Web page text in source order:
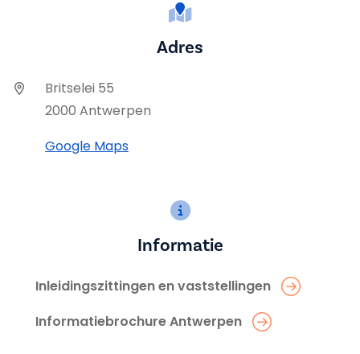
Adres
Britselei 55
2000 Antwerpen
Google Maps
Informatie
Inleidingszittingen en vaststellingen
Informatiebrochure Antwerpen